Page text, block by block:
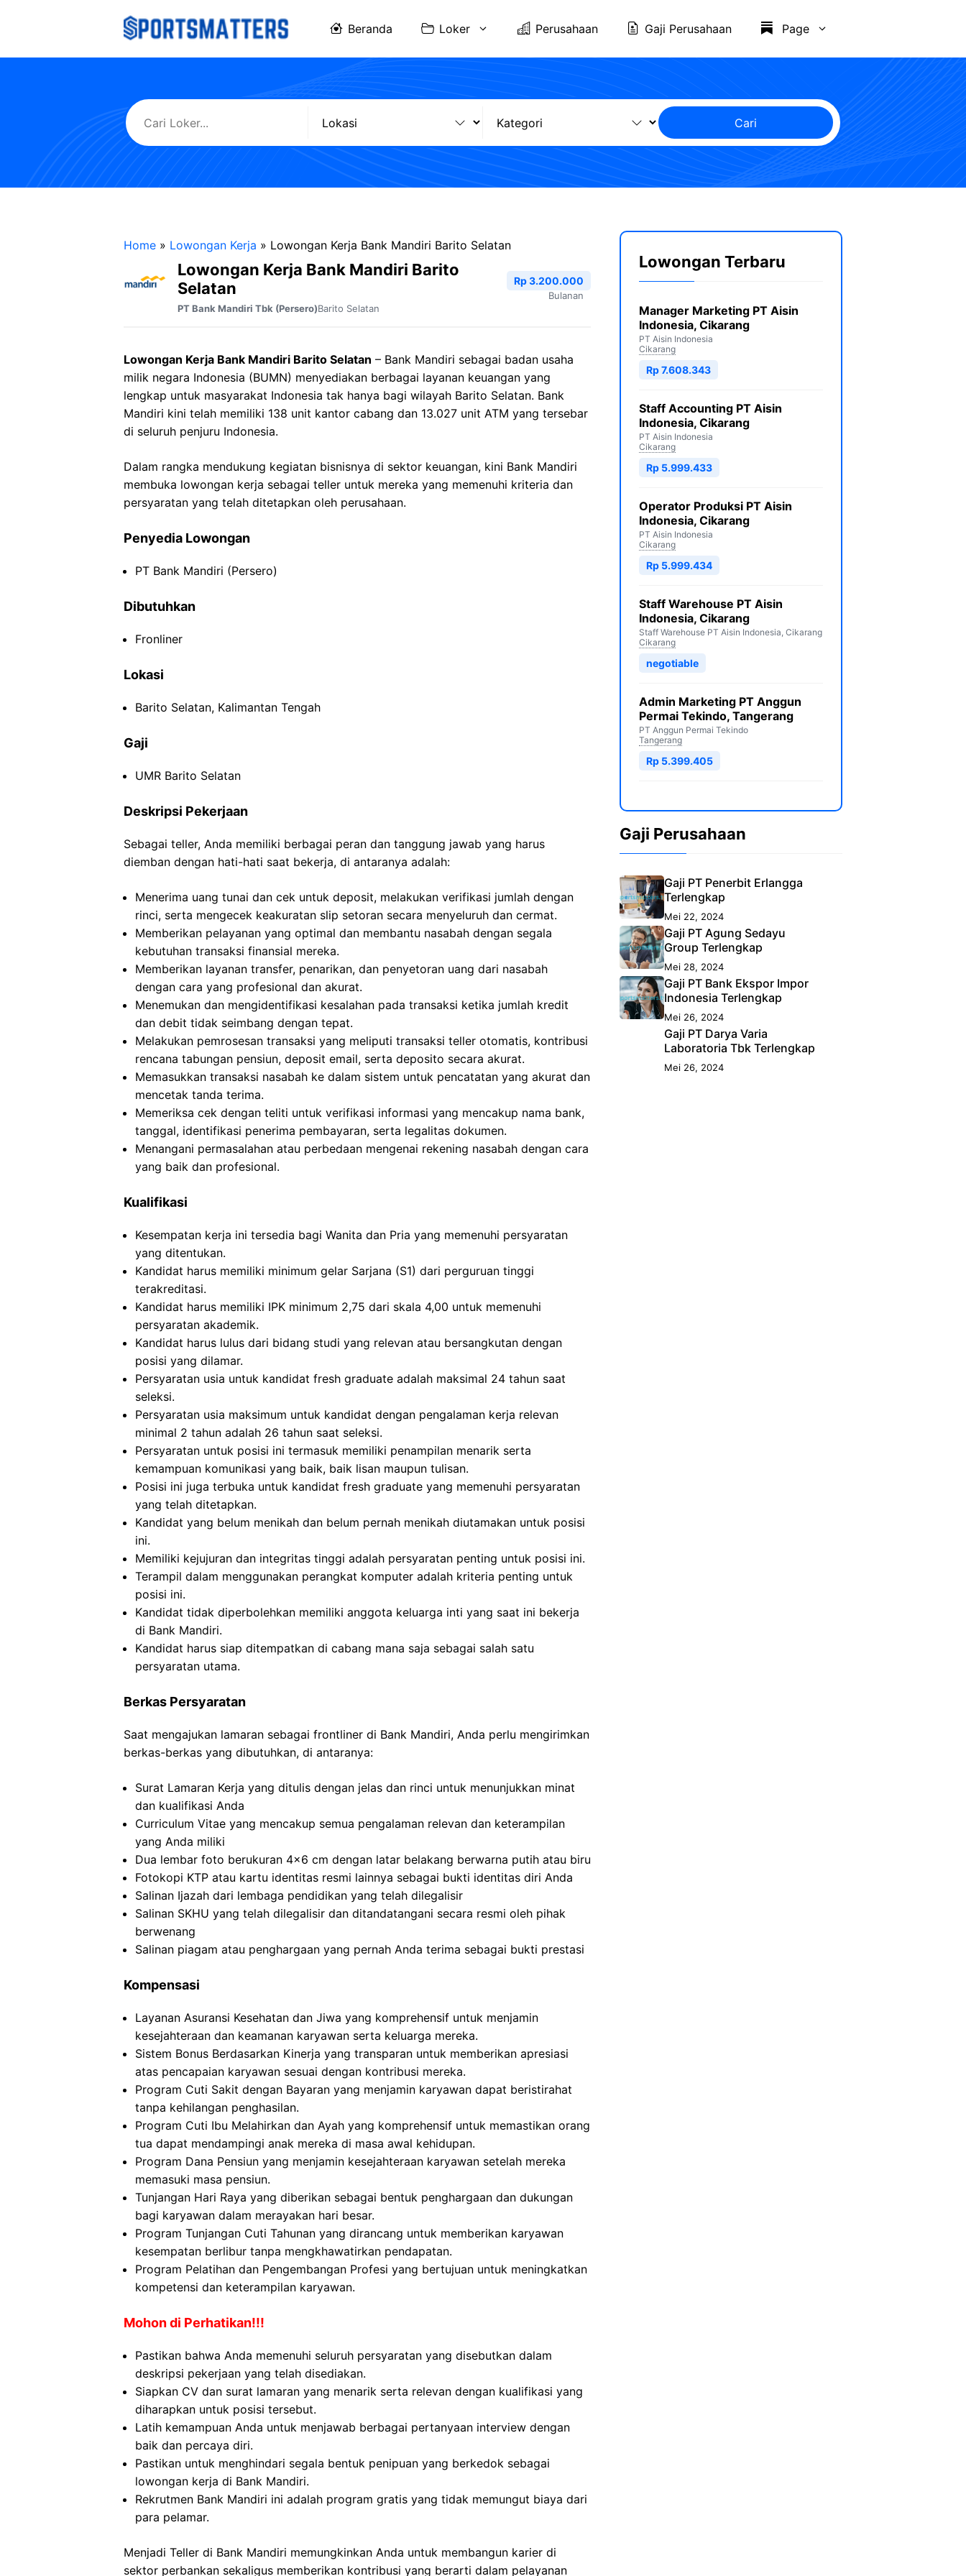
Beranda Loker Perusahaan Gaji Perusahaan Page
Cari
Home » Lowongan Kerja » Lowongan Kerja Bank Mandiri Barito Selatan
Lowongan Kerja Bank Mandiri Barito
Selatan
PT Bank Mandiri Tbk (Persero)Barito Selatan
Rp 3.200.000
Bulanan
Lowongan Kerja Bank Mandiri Barito Selatan – Bank Mandiri sebagai badan usaha
milik negara Indonesia (BUMN) menyediakan berbagai layanan keuangan yang
lengkap untuk masyarakat Indonesia tak hanya bagi wilayah Barito Selatan. Bank
Mandiri kini telah memiliki 138 unit kantor cabang dan 13.027 unit ATM yang tersebar
di seluruh penjuru Indonesia.
Dalam rangka mendukung kegiatan bisnisnya di sektor keuangan, kini Bank Mandiri
membuka lowongan kerja sebagai teller untuk mereka yang memenuhi kriteria dan
persyaratan yang telah ditetapkan oleh perusahaan.
Penyedia Lowongan
PT Bank Mandiri (Persero)
Dibutuhkan
Fronliner
Lokasi
Barito Selatan, Kalimantan Tengah
Gaji
UMR Barito Selatan
Deskripsi Pekerjaan
Sebagai teller, Anda memiliki berbagai peran dan tanggung jawab yang harus
diemban dengan hati-hati saat bekerja, di antaranya adalah:
Menerima uang tunai dan cek untuk deposit, melakukan verifikasi jumlah dengan
rinci, serta mengecek keakuratan slip setoran secara menyeluruh dan cermat.
Memberikan pelayanan yang optimal dan membantu nasabah dengan segala
kebutuhan transaksi finansial mereka.
Memberikan layanan transfer, penarikan, dan penyetoran uang dari nasabah
dengan cara yang profesional dan akurat.
Menemukan dan mengidentifikasi kesalahan pada transaksi ketika jumlah kredit
dan debit tidak seimbang dengan tepat.
Melakukan pemrosesan transaksi yang meliputi transaksi teller otomatis, kontribusi
rencana tabungan pensiun, deposit email, serta deposito secara akurat.
Memasukkan transaksi nasabah ke dalam sistem untuk pencatatan yang akurat dan
mencetak tanda terima.
Memeriksa cek dengan teliti untuk verifikasi informasi yang mencakup nama bank,
tanggal, identifikasi penerima pembayaran, serta legalitas dokumen.
Menangani permasalahan atau perbedaan mengenai rekening nasabah dengan cara
yang baik dan profesional.
Kualifikasi
Kesempatan kerja ini tersedia bagi Wanita dan Pria yang memenuhi persyaratan
yang ditentukan.
Kandidat harus memiliki minimum gelar Sarjana (S1) dari perguruan tinggi
terakreditasi.
Kandidat harus memiliki IPK minimum 2,75 dari skala 4,00 untuk memenuhi
persyaratan akademik.
Kandidat harus lulus dari bidang studi yang relevan atau bersangkutan dengan
posisi yang dilamar.
Persyaratan usia untuk kandidat fresh graduate adalah maksimal 24 tahun saat
seleksi.
Persyaratan usia maksimum untuk kandidat dengan pengalaman kerja relevan
minimal 2 tahun adalah 26 tahun saat seleksi.
Persyaratan untuk posisi ini termasuk memiliki penampilan menarik serta
kemampuan komunikasi yang baik, baik lisan maupun tulisan.
Posisi ini juga terbuka untuk kandidat fresh graduate yang memenuhi persyaratan
yang telah ditetapkan.
Kandidat yang belum menikah dan belum pernah menikah diutamakan untuk posisi
ini.
Memiliki kejujuran dan integritas tinggi adalah persyaratan penting untuk posisi ini.
Terampil dalam menggunakan perangkat komputer adalah kriteria penting untuk
posisi ini.
Kandidat tidak diperbolehkan memiliki anggota keluarga inti yang saat ini bekerja
di Bank Mandiri.
Kandidat harus siap ditempatkan di cabang mana saja sebagai salah satu
persyaratan utama.
Berkas Persyaratan
Saat mengajukan lamaran sebagai frontliner di Bank Mandiri, Anda perlu mengirimkan
berkas-berkas yang dibutuhkan, di antaranya:
Surat Lamaran Kerja yang ditulis dengan jelas dan rinci untuk menunjukkan minat
dan kualifikasi Anda
Curriculum Vitae yang mencakup semua pengalaman relevan dan keterampilan
yang Anda miliki
Dua lembar foto berukuran 4×6 cm dengan latar belakang berwarna putih atau biru
Fotokopi KTP atau kartu identitas resmi lainnya sebagai bukti identitas diri Anda
Salinan Ijazah dari lembaga pendidikan yang telah dilegalisir
Salinan SKHU yang telah dilegalisir dan ditandatangani secara resmi oleh pihak
berwenang
Salinan piagam atau penghargaan yang pernah Anda terima sebagai bukti prestasi
Kompensasi
Layanan Asuransi Kesehatan dan Jiwa yang komprehensif untuk menjamin
kesejahteraan dan keamanan karyawan serta keluarga mereka.
Sistem Bonus Berdasarkan Kinerja yang transparan untuk memberikan apresiasi
atas pencapaian karyawan sesuai dengan kontribusi mereka.
Program Cuti Sakit dengan Bayaran yang menjamin karyawan dapat beristirahat
tanpa kehilangan penghasilan.
Program Cuti Ibu Melahirkan dan Ayah yang komprehensif untuk memastikan orang
tua dapat mendampingi anak mereka di masa awal kehidupan.
Program Dana Pensiun yang menjamin kesejahteraan karyawan setelah mereka
memasuki masa pensiun.
Tunjangan Hari Raya yang diberikan sebagai bentuk penghargaan dan dukungan
bagi karyawan dalam merayakan hari besar.
Program Tunjangan Cuti Tahunan yang dirancang untuk memberikan karyawan
kesempatan berlibur tanpa mengkhawatirkan pendapatan.
Program Pelatihan dan Pengembangan Profesi yang bertujuan untuk meningkatkan
kompetensi dan keterampilan karyawan.
Mohon di Perhatikan!!!
Pastikan bahwa Anda memenuhi seluruh persyaratan yang disebutkan dalam
deskripsi pekerjaan yang telah disediakan.
Siapkan CV dan surat lamaran yang menarik serta relevan dengan kualifikasi yang
diharapkan untuk posisi tersebut.
Latih kemampuan Anda untuk menjawab berbagai pertanyaan interview dengan
baik dan percaya diri.
Pastikan untuk menghindari segala bentuk penipuan yang berkedok sebagai
lowongan kerja di Bank Mandiri.
Rekrutmen Bank Mandiri ini adalah program gratis yang tidak memungut biaya dari
para pelamar.
Menjadi Teller di Bank Mandiri memungkinkan Anda untuk membangun karier di
sektor perbankan sekaligus memberikan kontribusi yang berarti dalam pelayanan
Lowongan Terbaru
Manager Marketing PT Aisin
Indonesia, Cikarang
PT Aisin Indonesia
Cikarang
Rp 7.608.343
Staff Accounting PT Aisin
Indonesia, Cikarang
PT Aisin Indonesia
Cikarang
Rp 5.999.433
Operator Produksi PT Aisin
Indonesia, Cikarang
PT Aisin Indonesia
Cikarang
Rp 5.999.434
Staff Warehouse PT Aisin
Indonesia, Cikarang
Staff Warehouse PT Aisin Indonesia, Cikarang
Cikarang
negotiable
Admin Marketing PT Anggun
Permai Tekindo, Tangerang
PT Anggun Permai Tekindo
Tangerang
Rp 5.399.405
Gaji Perusahaan
Gaji PT Penerbit Erlangga
Terlengkap
Mei 22, 2024
Gaji PT Agung Sedayu
Group Terlengkap
Mei 28, 2024
Gaji PT Bank Ekspor Impor
Indonesia Terlengkap
Mei 26, 2024
Gaji PT Darya Varia
Laboratoria Tbk Terlengkap
Mei 26, 2024